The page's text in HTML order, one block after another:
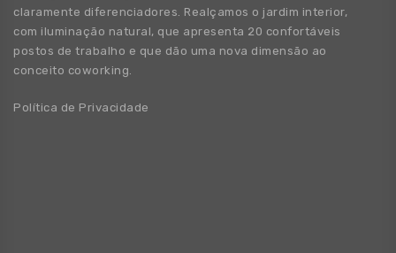
claramente diferenciadores. Realçamos o jardim interior,
com iluminação natural, que apresenta 20 confortáveis
postos de trabalho e que dão uma nova dimensão ao
conceito coworking.
Política de Privacidade